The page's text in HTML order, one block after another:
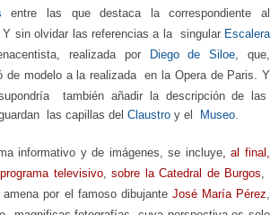
entre las que destaca la correspondiente al
Y sin olvidar las referencias a la singular Escalera
realizada por Diego de Siloe , que,
de modelo a la realizada en la Opera de Paris.
Y
tambiénañadir
la descripción de las
las capillas del Claustro y el Museo
informativo y de imágenes, se incluye,al final,
televisivo, sobre la Catedral de Burgos
por el famoso dibujante José María Pérez